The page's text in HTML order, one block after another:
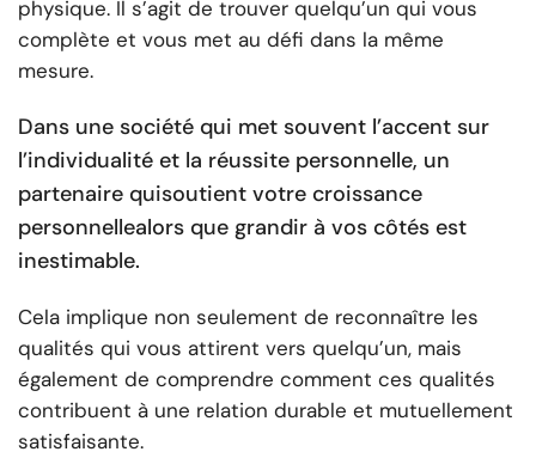
physique. Il s’agit de trouver quelqu’un qui vous
complète et vous met au défi dans la même
mesure.
Dans une société qui met souvent l’accent sur
l’individualité et la réussite personnelle, un
partenaire quisoutient votre croissance
personnellealors que grandir à vos côtés est
inestimable.
Cela implique non seulement de reconnaître les
qualités qui vous attirent vers quelqu’un, mais
également de comprendre comment ces qualités
contribuent à une relation durable et mutuellement
satisfaisante.